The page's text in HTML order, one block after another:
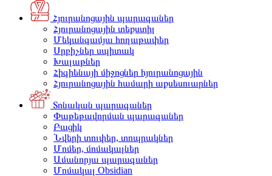
Հյուրանոցային պարագաներ
Հյուրանոցային տեքստիլ
Մեկանգամյա հողաթափեր
Սրբիչներ սպիտակ
Խալաթներ
Հիգիենայի միջոցներ հյուրանոցային
Հյուրանոցային համարի աքսեսուարներ
Տոնական պարագաներ
Փաթեթավորման պարագաներ
Բացիկ
Նվերի տուփեր, տոպրակներ
Մոմեր, մոմակալներ
Ամանորյա պարագաներ
Մոմակալ Obsidian